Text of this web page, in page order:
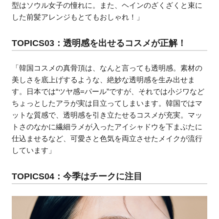
型はソウル女子の憧れに。また、ヘインのざくざくと束に
した前髪アレンジもとてもおしゃれ！」
TOPICS03：透明感を出せるコスメが正解！
「韓国コスメの真骨頂は、なんと言っても透明感。素材の
美しさを底上げするような、絶妙な透明感を生み出せま
す。日本では“ツヤ感=パール”ですが、それでは小ジワなど
ちょっとしたアラが実は目立ってしまいます。韓国ではマ
ットな質感で、透明感を引き立たせるコスメが充実。マッ
トさのなかに繊細ラメが入ったアイシャドウを下まぶたに
仕込ませるなど、可愛さと色気を両立させたメイクが流行
しています」
TOPICS04：今季はチークに注目